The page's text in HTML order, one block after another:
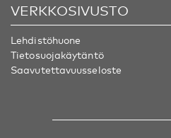
VERKKOSIVUSTO
Lehdistöhuone
Tietosuojakäytäntö
Saavutettavuusseloste